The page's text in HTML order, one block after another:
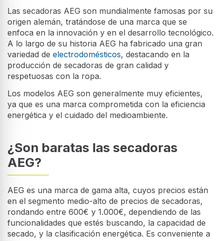
Las secadoras AEG son mundialmente famosas por su
origen alemán, tratándose de una marca que se
enfoca en la innovación y en el desarrollo tecnológico.
A lo largo de su historia AEG ha fabricado una gran
variedad de electrodomésticos, destacando en la
producción de secadoras de gran calidad y
respetuosas con la ropa.
Los modelos AEG son generalmente muy eficientes,
ya que es una marca comprometida con la eficiencia
energética y el cuidado del medioambiente.
¿Son baratas las secadoras
AEG?
AEG es una marca de gama alta, cuyos precios están
en el segmento medio-alto de precios de secadoras,
rondando entre 600€ y 1.000€, dependiendo de las
funcionalidades que estés buscando, la capacidad de
secado, y la clasificación energética. Es conveniente a